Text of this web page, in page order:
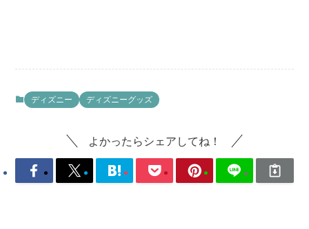
ディズニー ディズニーグッズ
よかったらシェアしてね！